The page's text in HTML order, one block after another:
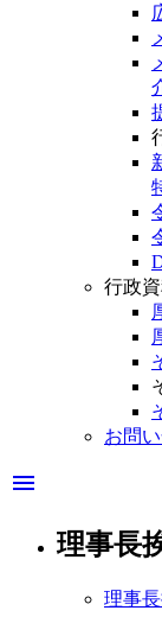
行政
お問
menu
理事長
理事